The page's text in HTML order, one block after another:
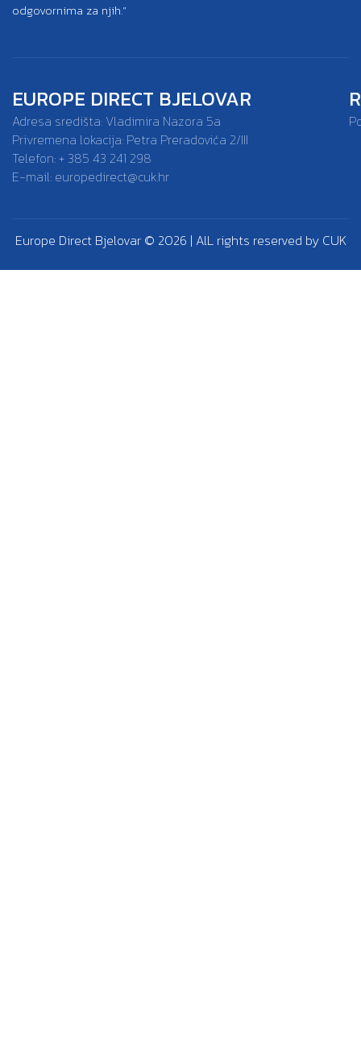
odgovornima za njih.”
EUROPE DIRECT BJELOVAR
Adresa središta: Vladimira Nazora 5a
Privremena lokacija: Petra Preradovića 2/III
Telefon: + 385 43 241 298
E-mail: europedirect@cuk.hr
Europe Direct Bjelovar © 2026 | AlL rights reserved by CUK